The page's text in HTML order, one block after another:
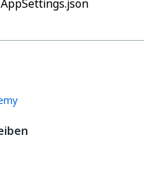
AppSettings.json